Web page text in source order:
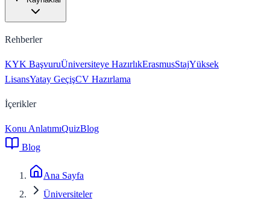
Rehberler
KYK BaşvuruÜniversiteye HazırlıkErasmusStajYüksek
LisansYatay GeçişCV Hazırlama
İçerikler
Konu AnlatımıQuizBlog
Blog
Ana Sayfa
Üniversiteler